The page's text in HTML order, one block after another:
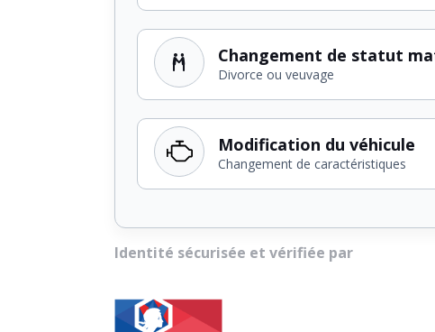
Changement de statut
Divorce ou veuvage
Modification du véhicule
Changement de caractéristiques
Identité sécurisée et vérifiée par